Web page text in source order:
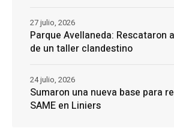
Parque Avellaneda: Rescataron
de un taller clandestino
27 julio, 2026
Sumaron una nueva base para
SAME en Liniers
24 julio, 2026